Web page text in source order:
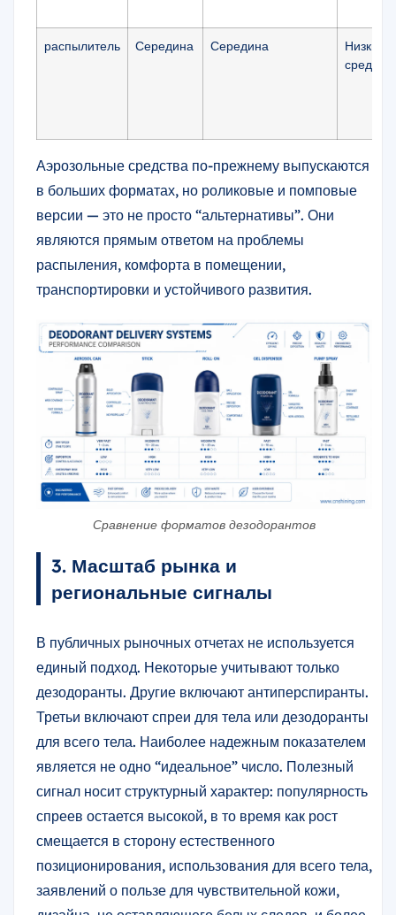
распылитель Середина Середина
Низкий
Аэрозольные средства по-прежнему выпускаются
в больших форматах, но роликовые и помповые
версии — это не просто “альтернативы”. Они
являются прямым ответом на проблемы
распыления, комфорта в помещении,
транспортировки и устойчивого развития.
Сравнение форматов дезодорантов
3. Масштаб рынка и
региональные сигналы
В публичных рыночных отчетах не используется
единый подход. Некоторые учитывают только
дезодоранты. Другие включают антиперспиранты.
Третьи включают спреи для тела или дезодоранты
для всего тела. Наиболее надежным показателем
является не одно “идеальное” число. Полезный
сигнал носит структурный характер: популярность
спреев остается высокой, в то время как рост
смещается в сторону естественного
позиционирования, использования для всего тела,
заявлений о пользе для чувствительной кожи,